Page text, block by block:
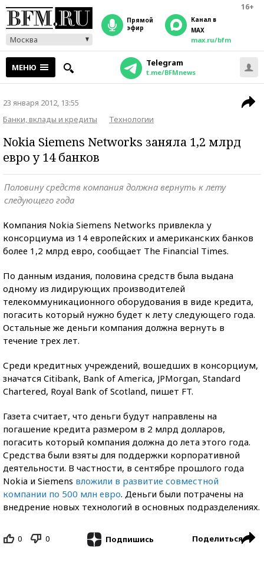
16+
Москва
прямой
эфир
Канал в
MAX
max.ru/bfm
МЕНЮ Telegram
t.me/BFMnews
23 января 2012, 13:55
Банки, вклады и кредиты
Технологии
Nokia Siemens Networks заняла 1,2 млрд
евро у 14 банков
Половину средств компания должна вернуть к лету
следующего года
Компания Nokia Siemens Networks привлекла у
консорциума из 14 европейских и американских банков
более 1,2 млрд евро, сообщает The Financial Times.
По данным издания, половина средств была выдана
одному из лидирующих производителей
телекоммуникационного оборудования в виде кредита,
погасить который нужно будет к лету следующего года.
Остальные же деньги компания должна вернуть в
течение трех лет.
Среди кредитных учреждений, вошедших в консорциум,
значатся Citibank, Bank of America, JPMorgan, Standard
Chartered, Royal Bank of Scotland, пишет FT.
Газета считает, что деньги будут направлены на
погашение кредита размером в 2 млрд долларов,
погасить который компания должна до лета этого года.
Средства были взяты для поддержки корпоративной
деятельности. В частности, в сентябре прошлого года
Nokia и Siemens вложили в развитие совместной
компании по 500 млн евро. Деньги были потрачены на
внедрение новых технологий в основных подразделениях.
0 0 Подпишись Поделиться